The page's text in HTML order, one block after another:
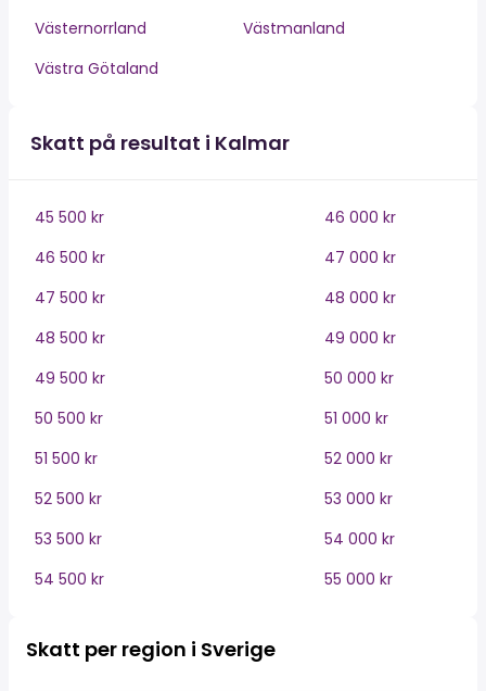
Västernorrland
Västmanland
Västra Götaland
Skatt på resultat i Kalmar
45 500 kr
46 000 kr
46 500 kr
47 000 kr
47 500 kr
48 000 kr
48 500 kr
49 000 kr
49 500 kr
50 000 kr
50 500 kr
51 000 kr
51 500 kr
52 000 kr
52 500 kr
53 000 kr
53 500 kr
54 000 kr
54 500 kr
55 000 kr
Skatt per region i Sverige